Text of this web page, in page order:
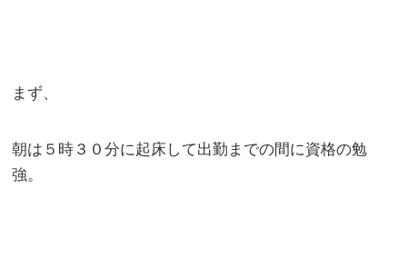
まず、
朝は５時３０分に起床して出勤までの間に資格の勉
強。